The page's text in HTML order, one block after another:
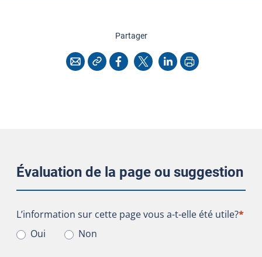
Partagercette page
CourrielCopier l'adresse
Facebook
X LinkedInImprimer
Évaluation de la page ou suggestion
L’information sur cette page vous a-t-elle été utile?
L’information sur cette page vous a-t-elle été utile?*
Oui
Non